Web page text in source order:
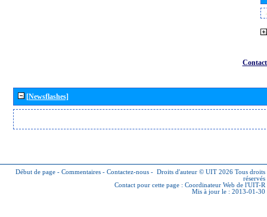
[Newsflashes]
Début de page - Commentaires - Contactez-nous - Droits d'auteur © UIT 2026 Tous droits
réservés
Contact pour cette page : Coordinateur Web de l'UIT-R
Mis à jour le : 2013-01-30